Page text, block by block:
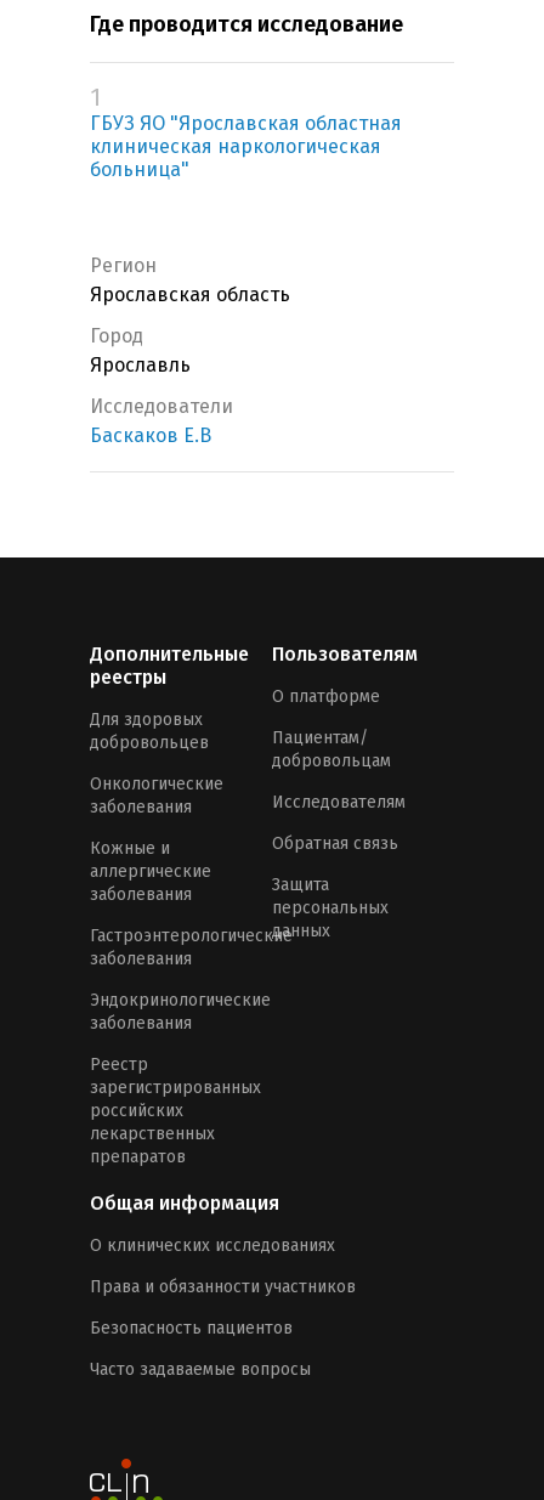
Где проводится исследование
1
ГБУЗ ЯО "Ярославская областная
клиническая наркологическая
больница"
Регион
Ярославская область
Город
Ярославль
Исследователи
Баскаков Е.В
Дополнительные
реестры
Для здоровых
добровольцев
Онкологические
заболевания
Кожные и
аллергические
заболевания
Гастроэнтерологические
заболевания
Эндокринологические
заболевания
Реестр
зарегистрированных
российских
лекарственных
препаратов
Пользователям
О платформе
Пациентам/
добровольцам
Исследователям
Обратная связь
Защита
персональных
данных
Общая информация
О клинических исследованиях
Права и обязанности участников
Безопасность пациентов
Часто задаваемые вопросы